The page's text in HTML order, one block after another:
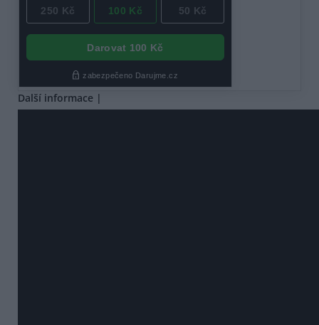
Další informace |